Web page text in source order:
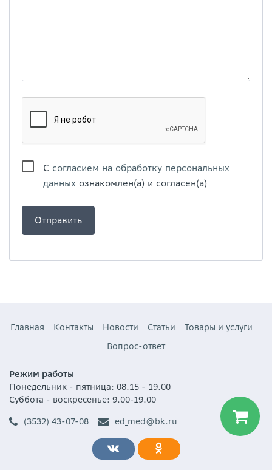
С согласием на обработку персональных
данных ознакомлен(а) и согласен(а)
Главная Контакты Новости Статьи
Товары и услуги
Вопрос-ответ
Режим работы
Понедельник - пятница: 08.15 - 19.00
Суббота - воскресенье: 9.00-19.00
(3532) 43-07-08
ed_med@bk.ru